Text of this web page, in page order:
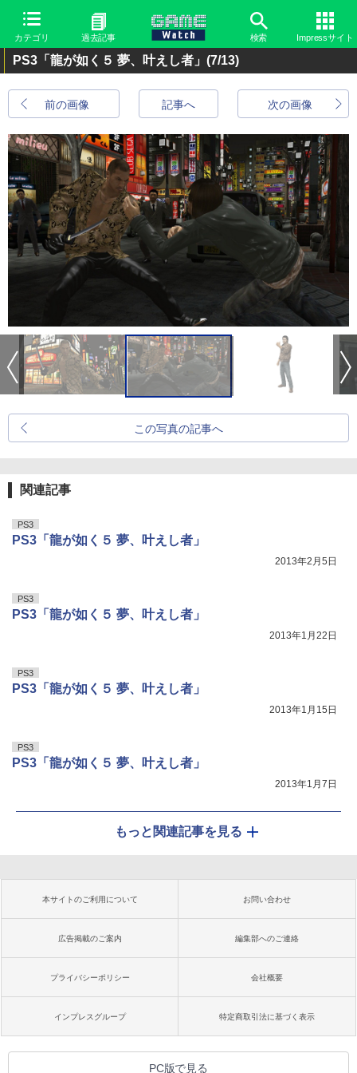
カテゴリ 過去記事 検索 Impressサイト
PS3「龍が如く５ 夢、叶えし者」 (7/13)
前の画像 次の画像
記事へ
この写真の記事へ
関連記事
PS3
PS3「龍が如く５ 夢、叶えし者」
2013年2月5日
PS3
PS3「龍が如く５ 夢、叶えし者」
2013年1月22日
PS3
PS3「龍が如く５ 夢、叶えし者」
2013年1月15日
PS3
PS3「龍が如く５ 夢、叶えし者」
2013年1月7日
もっと関連記事を見る
本サイトのご利用について お問い合わせ
広告掲載のご案内 編集部へのご連絡
プライバシーポリシー 会社概要
インプレスグループ 特定商取引法に基づく表示
PC版で見る